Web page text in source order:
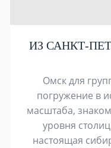
ИЗ САНКТ-
Омск для
погружение в
масштаба,
уровня
настоящая